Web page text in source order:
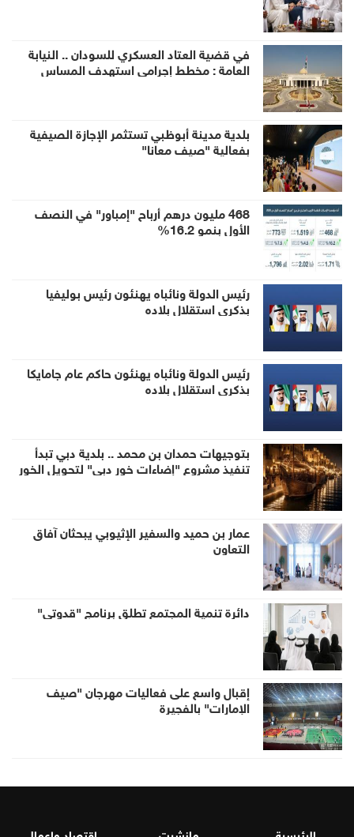
في قضية العتاد العسكري للسودان .. النيابة
العامة : مخطط إجرامي استهدف المساس
بسيادة الدولة وأمنها والزج باسمها في صراع لا
بلدية مدينة أبوظبي تستثمر الإجازة الصيفية
بفعالية "صيف معانا"
468 مليون درهم أرباح "إمباور" في النصف
الأول بنمو 16.2%
رئيس الدولة ونائباه يهنئون رئيس بوليفيا
بذكرى استقلال بلاده
رئيس الدولة ونائباه يهنئون حاكم عام جامايكا
بذكرى استقلال بلاده
بتوجيهات حمدان بن محمد .. بلدية دبي تبدأ
تنفيذ مشروع "إضاءات خور دبي" لتحويل الخور
إلى وجهة ليلية عالمية
عمار بن حميد والسفير الإثيوبي يبحثان آفاق
التعاون
دائرة تنمية المجتمع تطلق برنامج "قدوتي"
إقبال واسع على فعاليات مهرجان "صيف
الإمارات" بالفجيرة